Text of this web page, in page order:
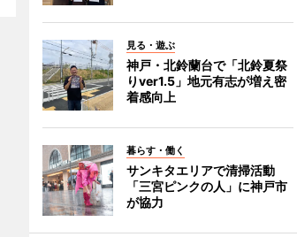
見る・遊ぶ
神戸・北鈴蘭台で「北鈴夏祭
りver1.5」地元有志が増え密
着感向上
暮らす・働く
サンキタエリアで清掃活動
「三宮ピンクの人」に神戸市
が協力